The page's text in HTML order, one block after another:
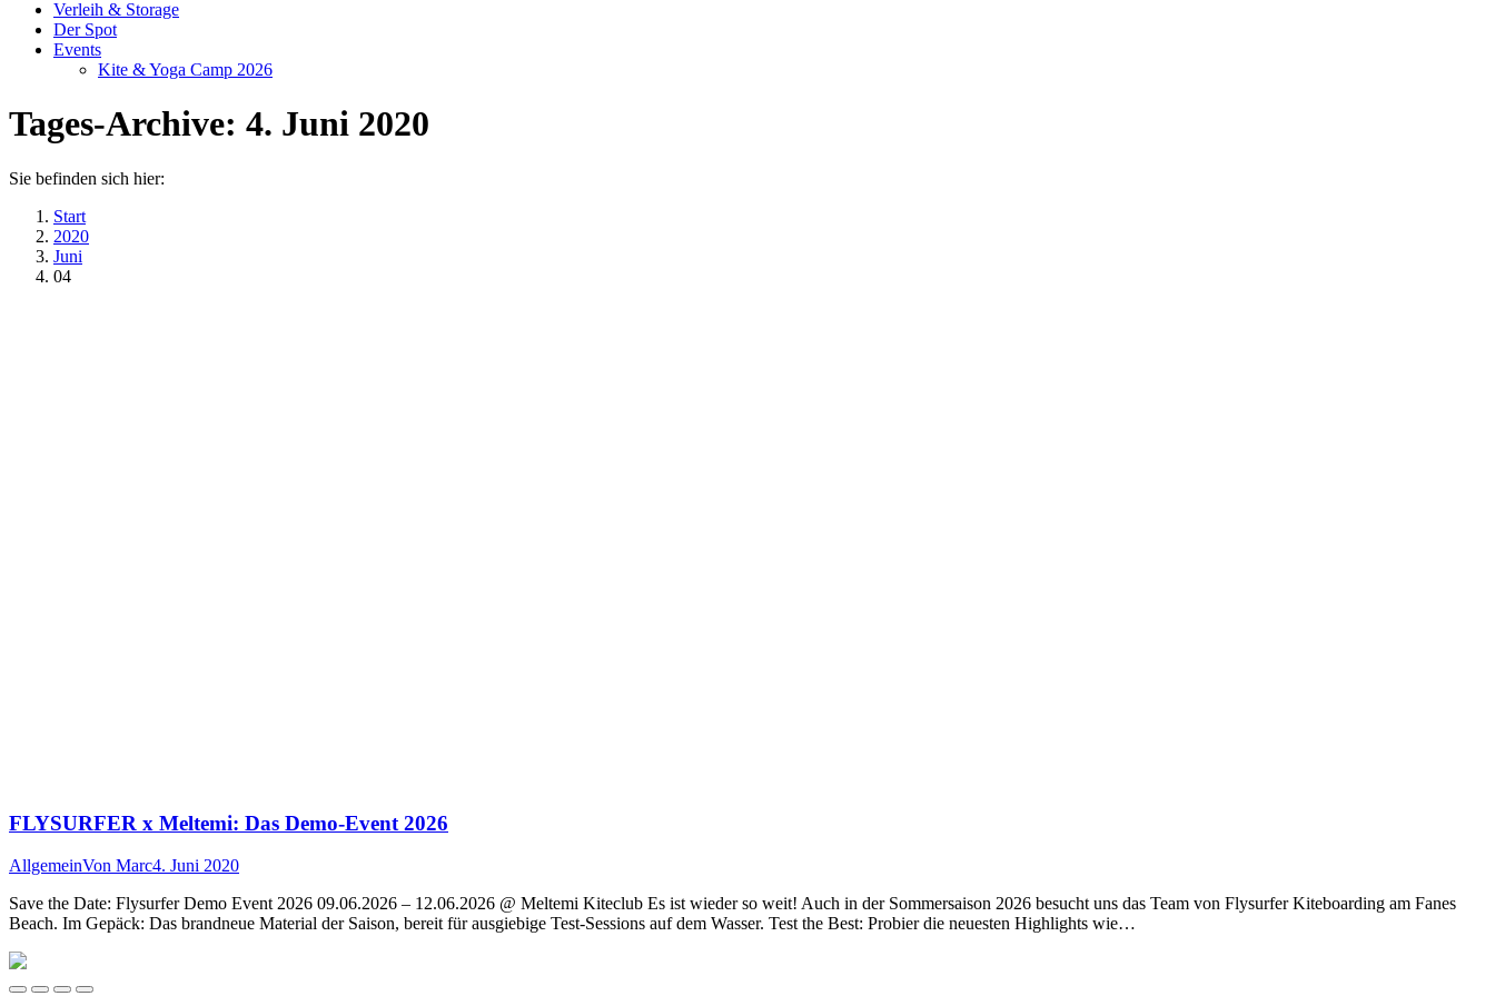
Verleih & Storage
Der Spot
Events
Kite & Yoga Camp 2026
Tages-Archive: 4. Juni 2020
Sie befinden sich hier:
Start
2020
Juni
04
FLYSURFER x Meltemi: Das Demo-Event 2026
AllgemeinVon Marc4. Juni 2020
Save the Date: Flysurfer Demo Event 2026 09.06.2026 – 12.06.2026 @ Meltemi Kiteclub Es ist wieder so weit! Auch in der Sommersaison 2026 besucht uns das Team von Flysurfer Kiteboarding am Fanes
Beach. Im Gepäck: Das brandneue Material der Saison, bereit für ausgiebige Test-Sessions auf dem Wasser. Test the Best: Probier die neuesten Highlights wie…